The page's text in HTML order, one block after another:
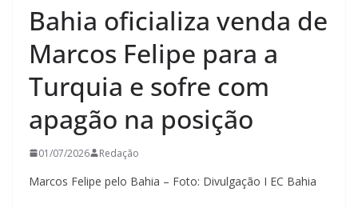
Bahia oficializa venda de
Marcos Felipe para a
Turquia e sofre com
apagão na posição
01/07/2026 Redação
Marcos Felipe pelo Bahia – Foto: Divulgação I EC Bahia